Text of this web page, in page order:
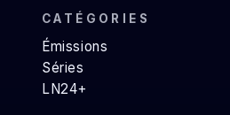
CATÉGORIES
Émissions
Séries
LN24+